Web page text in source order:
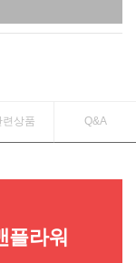
련상품 Q&A
플라워